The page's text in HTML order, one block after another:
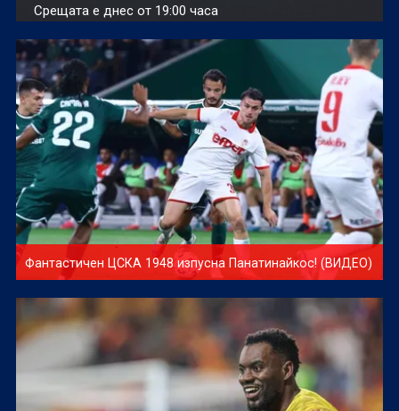
Срещата е днес от 19:00 часа
Фантастичен ЦСКА 1948 изпусна Панатинайкос! (ВИДЕО)